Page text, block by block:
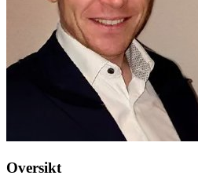
Oversikt